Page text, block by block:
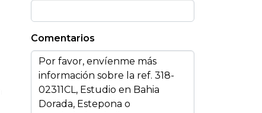
Comentarios